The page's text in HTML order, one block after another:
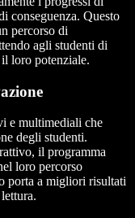
conseguenza. Questo
percorso di
agli studenti di
loro potenziale.
e multimediali che
degli studenti.
il programma
loro percorso
porta a migliori risultati